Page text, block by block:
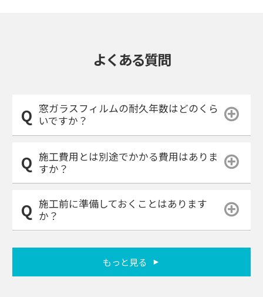
よくある質問
窓ガラスフィルムの耐久年数はどのくら
いですか？
施工費用とは別途でかかる費用はありま
すか？
施工前に準備しておくことはあります
か？
もっと見る